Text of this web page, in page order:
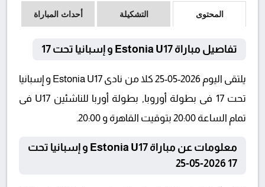
المحتوى التشكيلة أحداث المباراة
تفاصيل مباراة Estonia U17 و إسبانيا تحت 17
يلتقى اليوم 2026-05-25 كلا من نادى Estonia U17 و إسبانيا
تحت 17 فى بطولة أوروبا, بطولة أوربا للناشئين U17 فى
تمام الساعة 20:00 بتوقيت القاهرة و 20:00.
معلومات عن مباراة Estonia U17 و إسبانيا تحت
17 2026-05-25